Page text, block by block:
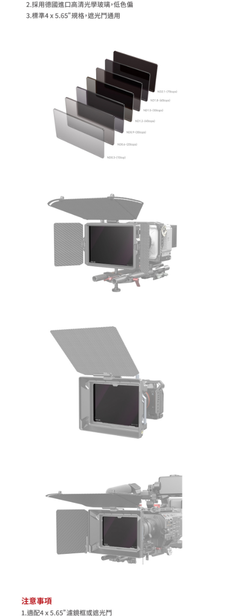
２．關於個人資料處理事宜，請瀏覽以下網址：
https://aftee.tw/terms/#terms3
４．使用「AFTEE先享後付」時，將依據個別帳號之用戶狀況，依本公司即
時審查核予不同之上限額度；若仍有額度不足之情形，本公司將視審查結果
５．嚴禁一人註冊多個帳號或使用他人資訊註冊。若發現惡意使用之情形，
恩沛科技股份有限公司將有權停止該用戶之使用額度並採取法律行動。